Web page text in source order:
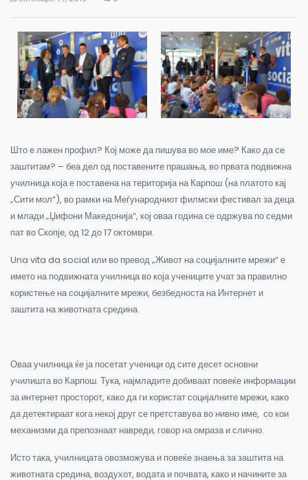
Што е лажен профил? Кој може да пишува во мое име? Како да се
заштитам? – беа дел од поставените прашања, во првата подвижна
училница која е поставена на територија на Карпош (на платото кај
„Сити мол“), во рамки на Меѓународниот филмски фестивал за деца
и млади „Џифони Македонија“, кој оваа година се одржува по седми
пат во Скопје, од 12 до 17 октомври.
Una vita da social или во превод „Живот на социјалните мрежи“ е
името на подвижната училница во која учениците учат за правилно
користење на социјалните мрежи, безбедноста на Интернет и
заштита на животната средина.
Оваа училница ќе ја посетат ученици од сите десет основни
училишта во Карпош. Тука, најмладите добиваат повеќе информации
за интернет просторот, како да ги користат социјалните мрежи, како
да детектираат кога некој друг се претставува во нивно име, со кои
механизми да препознаат навреди, говор на омраза и слично.
Исто така, училницата овозможува и повеќе знаења за заштита на
животната средина, воздухот, водата и почвата, како и начините за